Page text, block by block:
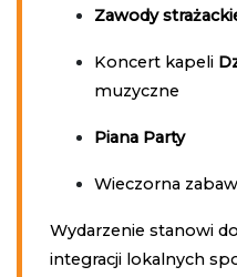
Zawody
Koncert kapeli
muzyczne
Piana Party
Wieczorna
Wydarzenie stanowi
integracji lokalnych